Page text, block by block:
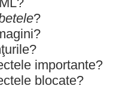
?
importante?
blocate?